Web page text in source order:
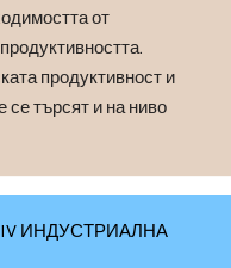
от
продуктивност и
търсят и на ниво
ИНДУСТРИАЛНА